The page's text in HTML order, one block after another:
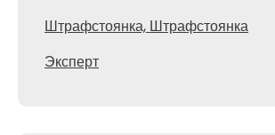
Штрафстоянка, Штрафстоянка
Эксперт